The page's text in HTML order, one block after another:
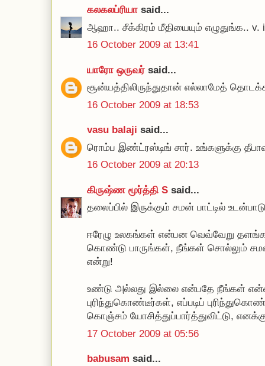
கலகலப்ரியா said...
ஆஹா.. சீக்கிரம் மீதியையும் எழுதுங்க.. v.
16 October 2009 at 13:41
யாரோ ஒருவர் said...
சூன்யத்திலிருந்துதான் எல்லாமேத்
16 October 2009 at 18:53
vasu balaji said...
ரொம்ப இண்ட்ரஸ்டிங் சார். உங்களுக்கு
16 October 2009 at 20:13
கிருஷ்ண மூர்த்தி S said...
தலைப்பில் இருக்கும் சமன் பாட்டில்
ஈரேழு உலகங்கள் என்பன வெவ்வேறு
கொண்டு பாருங்கள், நீங்கள் சொல்லும்
என்று!
உண்டு அல்லது இல்லை என்பதே நீங்கள்
புரிந்துகொண்டீர்கள், எப்படிப்
கொஞ்சம் யோசித்துப்பார்த்துவிட்டு,
17 October 2009 at 05:56
babusam said...